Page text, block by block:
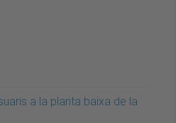
a la planta baixa de la